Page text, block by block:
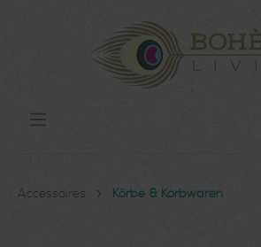
Accessoires Körbe & Korbwaren